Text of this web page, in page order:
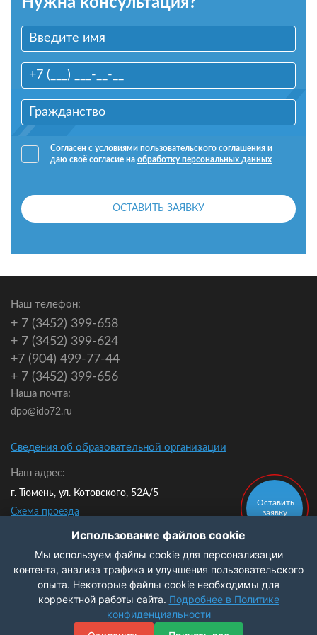
Оставить
заявку
Заказать
звонок
Согласен с условиями пользовательского соглашения и
даю своё согласие на обработку персональных данных
ОСТАВИТЬ ЗАЯВКУ
Наш телефон:
+ 7 (3452) 399-658
+ 7 (3452) 399-624
+7 (904) 499-77-44
+ 7 (3452) 399-656
Наша почта:
dpo@ido72.ru
Сведения об образовательной организации
Наш адрес:
г. Тюмень, ул. Котовского, 52А/5
Схема проезда
Мы в контакте:
Политика конфиденциальности
© 2009-2026 ЧОУ ДПО ИДО
Разработка и продвижение сайта Digital - агентство
Использование файлов cookie
Мы используем файлы cookie для персонализации
контента, анализа трафика и улучшения пользовательского
опыта. Некоторые файлы cookie необходимы для
корректной работы сайта. Подробнее в Политике
конфиденциальности